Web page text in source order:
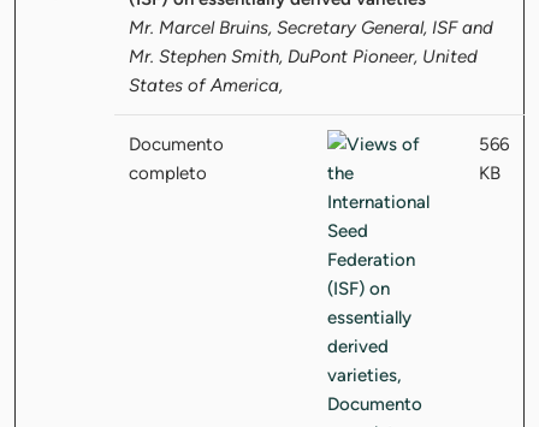
Mr. Marcel Bruins, Secretary General, ISF and
Mr. Stephen Smith, DuPont Pioneer, United
States of America,
Documento
completo
566
KB